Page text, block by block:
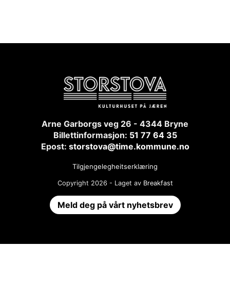
Arne Garborgs veg 26 - 4344 Bryne
Billettinformasjon: 51 77 64 35
Epost: storstova@time.kommune.no
Tilgjengelegheitserklæring
Copyright 2026 - Laget av Breakfast
Meld deg på vårt nyhetsbrev